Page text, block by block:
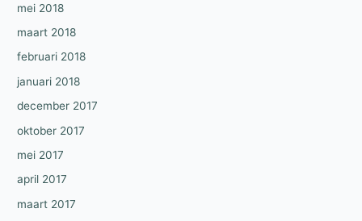
mei 2018
maart 2018
februari 2018
januari 2018
december 2017
oktober 2017
mei 2017
april 2017
maart 2017